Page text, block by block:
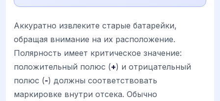
Аккуратно извлеките старые батарейки,
обращая внимание на их расположение.
Полярность имеет критическое значение:
положительный полюс (+) и отрицательный
полюс (-) должны соответствовать
маркировке внутри отсека. Обычно